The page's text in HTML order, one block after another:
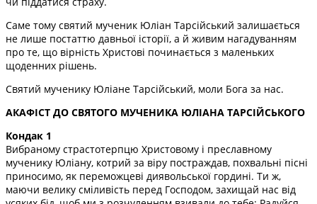
Саме тому святий мученик Юліан Тарсійський залишається
не лише постаттю давньої історії, а й живим нагадуванням
про те, що вірність Христові починається з маленьких
щоденних рішень.
Святий мученику Юліане Тарсійський, моли Бога за нас.
АКАФІСТ ДО СВЯТОГО МУЧЕНИКА ЮЛІАНА ТАРСІЙСЬКОГО
Кондак 1
Вибраному страстотерпцю Христовому і преславному
мученику Юліану, котрий за віру постраждав, похвальні пісні
приносимо, як переможцеві диявольської гордині. Ти ж,
маючи велику сміливість перед Господом, захищай нас від